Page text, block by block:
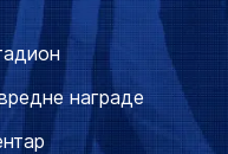
награде